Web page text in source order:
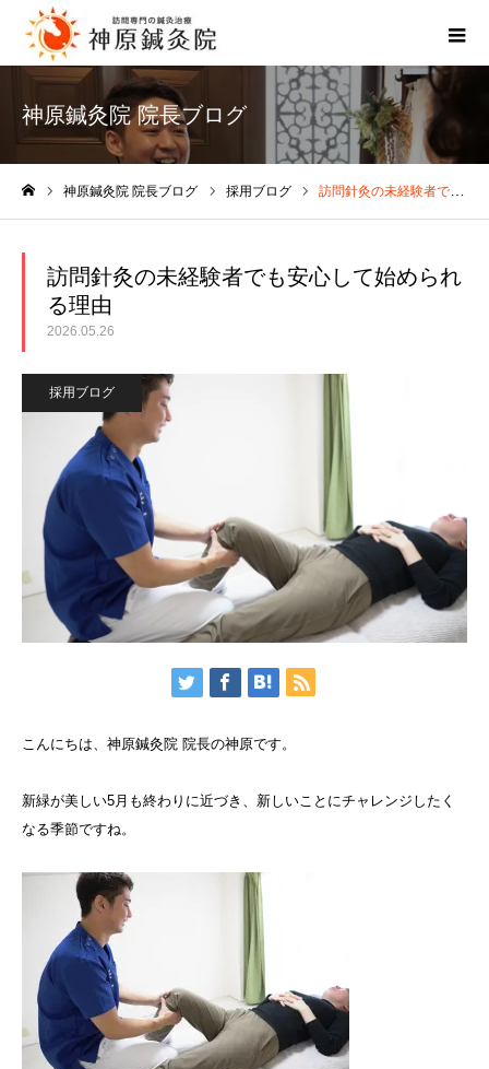
神原鍼灸院 院長ブログ
神原鍼灸院 院長ブログ 採用ブログ 訪問針灸の未経験者でも安心して始められる理由
訪問針灸の未経験者でも安心して始められ
る理由
2026.05.26
採用ブログ
こんにちは、神原鍼灸院 院長の神原です。
新緑が美しい5月も終わりに近づき、新しいことにチャレンジしたく
なる季節ですね。